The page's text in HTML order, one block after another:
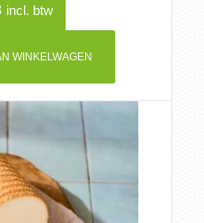
incl. btw
WINKELWAGEN